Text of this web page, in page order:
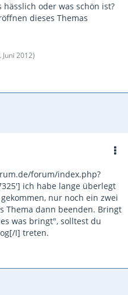
oder was schön ist?
dieses Themas
Juni 2012)
forum/index.php?
ich habe lange überlegt
nur noch ein zwei
Thema dann beenden. Bringt
was bringt", solltest du
I] treten.